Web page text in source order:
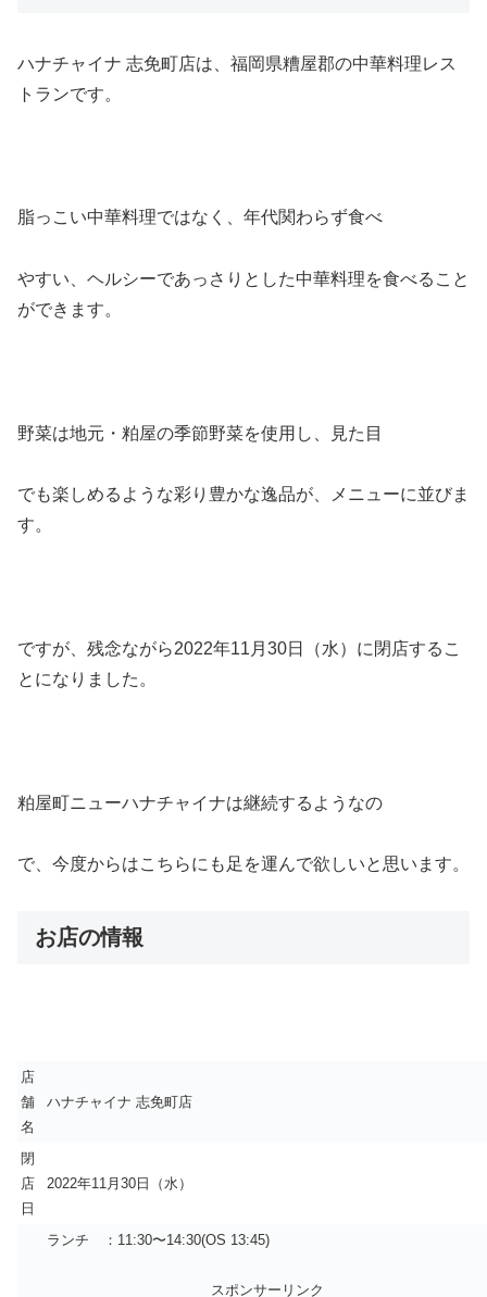
ハナチャイナ 志免町店は、福岡県糟屋郡の中華料理レス
トランです。
脂っこい中華料理ではなく、年代関わらず食べ
やすい、ヘルシーであっさりとした中華料理を食べること
ができます。
野菜は地元・粕屋の季節野菜を使用し、見た目
でも楽しめるような彩り豊かな逸品が、メニューに並びま
す。
ですが、残念ながら2022年11月30日（水）に閉店するこ
とになりました。
粕屋町ニューハナチャイナは継続するようなの
で、今度からはこちらにも足を運んで欲しいと思います。
お店の情報
店
舗
名
ハナチャイナ 志免町店
閉
店
日
2022年11月30日（水）
ランチ ：11:30〜14:30(OS 13:45)
スポンサーリンク